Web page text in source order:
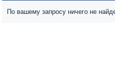
По вашему запросу ничего не